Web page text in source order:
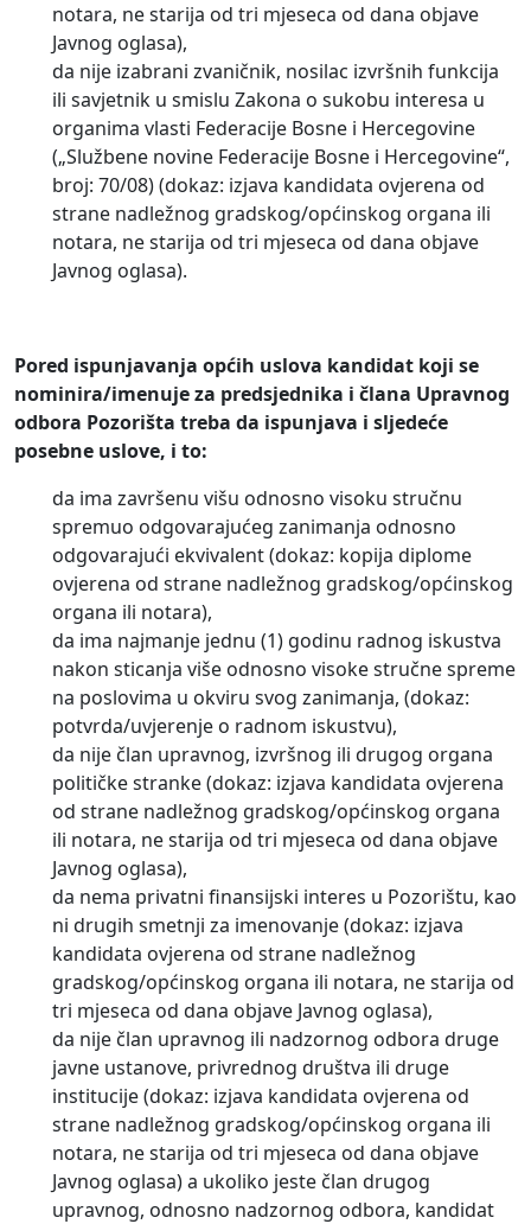
notara, ne starija od tri mjeseca od dana objave
Javnog oglasa),
da nije izabrani zvaničnik, nosilac izvršnih funkcija
ili savjetnik u smislu Zakona o sukobu interesa u
organima vlasti Federacije Bosne i Hercegovine
(„Službene novine Federacije Bosne i Hercegovine“,
broj: 70/08) (dokaz: izjava kandidata ovjerena od
strane nadležnog gradskog/općinskog organa ili
notara, ne starija od tri mjeseca od dana objave
Javnog oglasa).
Pored ispunjavanja općih uslova kandidat koji se
nominira/imenuje za predsjednika i člana Upravnog
odbora Pozorišta treba da ispunjava i sljedeće
posebne uslove, i to:
da ima završenu višu odnosno visoku stručnu
spremuo odgovarajućeg zanimanja odnosno
odgovarajući ekvivalent (dokaz: kopija diplome
ovjerena od strane nadležnog gradskog/općinskog
organa ili notara),
da ima najmanje jednu (1) godinu radnog iskustva
nakon sticanja više odnosno visoke stručne spreme
na poslovima u okviru svog zanimanja, (dokaz:
potvrda/uvjerenje o radnom iskustvu),
da nije član upravnog, izvršnog ili drugog organa
političke stranke (dokaz: izjava kandidata ovjerena
od strane nadležnog gradskog/općinskog organa
ili notara, ne starija od tri mjeseca od dana objave
Javnog oglasa),
da nema privatni finansijski interes u Pozorištu, kao
ni drugih smetnji za imenovanje (dokaz: izjava
kandidata ovjerena od strane nadležnog
gradskog/općinskog organa ili notara, ne starija od
tri mjeseca od dana objave Javnog oglasa),
da nije član upravnog ili nadzornog odbora druge
javne ustanove, privrednog društva ili druge
institucije (dokaz: izjava kandidata ovjerena od
strane nadležnog gradskog/općinskog organa ili
notara, ne starija od tri mjeseca od dana objave
Javnog oglasa) a ukoliko jeste član drugog
upravnog, odnosno nadzornog odbora, kandidat